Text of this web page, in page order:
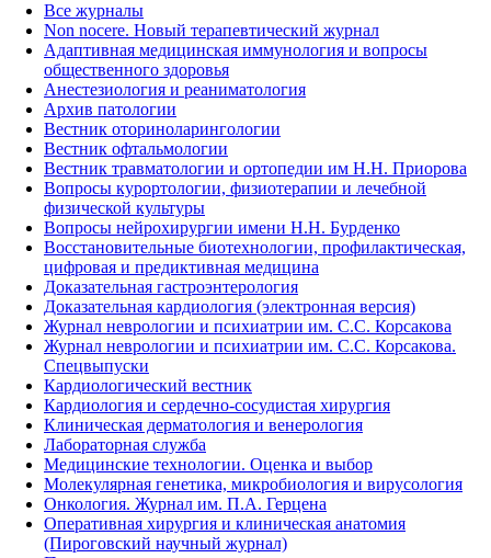
Все журналы
Non nocere. Новый терапевтический журнал
Адаптивная медицинская иммунология и вопросы
общественного здоровья
Анестезиология и реаниматология
Архив патологии
Вестник оториноларингологии
Вестник офтальмологии
Вестник травматологии и ортопедии им Н.Н. Приорова
Вопросы курортологии, физиотерапии и лечебной
физической культуры
Вопросы нейрохирургии имени Н.Н. Бурденко
Восстановительные биотехнологии, профилактическая,
цифровая и предиктивная медицина
Доказательная гастроэнтерология
Доказательная кардиология (электронная версия)
Журнал неврологии и психиатрии им. С.С. Корсакова
Журнал неврологии и психиатрии им. С.С. Корсакова.
Спецвыпуски
Кардиологический вестник
Кардиология и сердечно-сосудистая хирургия
Клиническая дерматология и венерология
Лабораторная служба
Медицинские технологии. Оценка и выбор
Молекулярная генетика, микробиология и вирусология
Онкология. Журнал им. П.А. Герцена
Оперативная хирургия и клиническая анатомия
(Пироговский научный журнал)